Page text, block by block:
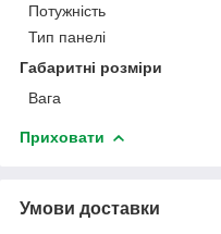
Потужність
Тип панелі
Габаритні розміри
Вага
Приховати
Умови доставки